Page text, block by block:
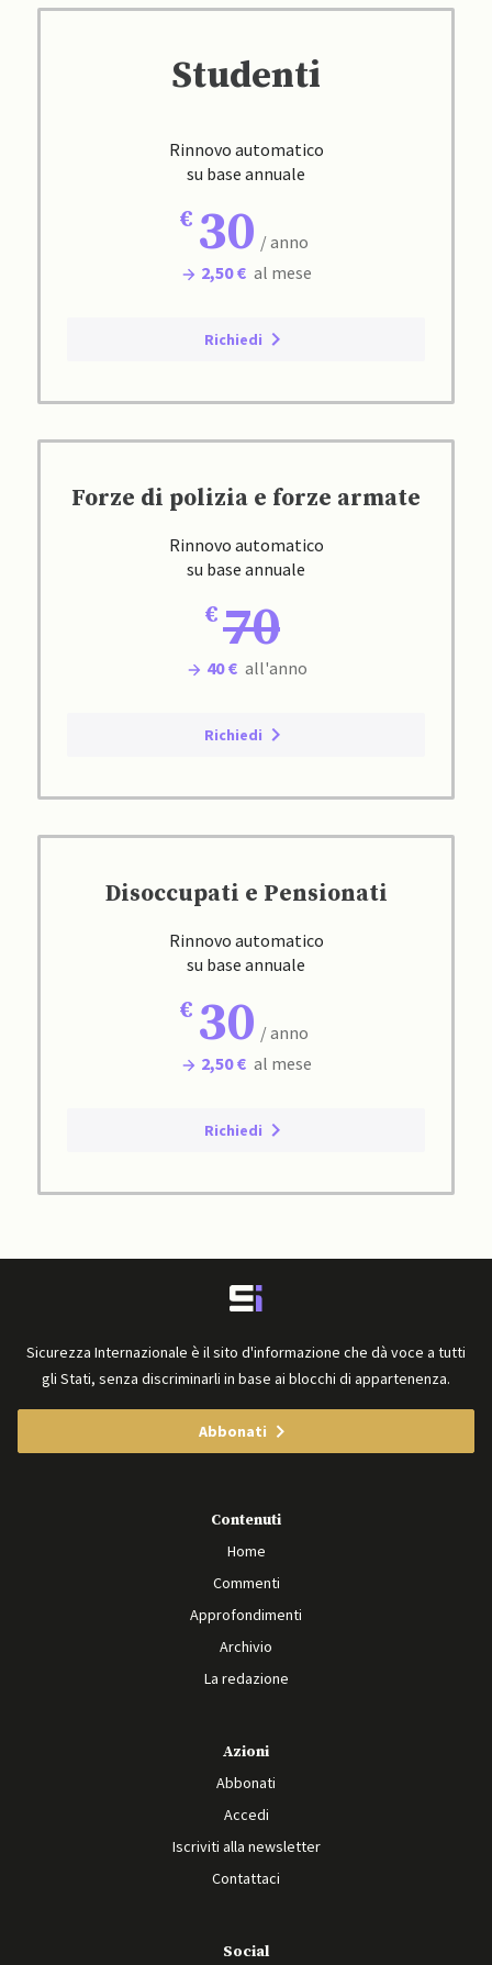
Studenti
Rinnovo automatico
su base annuale
30 / anno
2,50 € al mese
Richiedi
Forze di polizia e forze armate
Rinnovo automatico
su base annuale
70
40 € all'anno
Richiedi
Disoccupati e Pensionati
Rinnovo automatico
su base annuale
30 / anno
2,50 € al mese
Richiedi
Sicurezza Internazionale è il sito d'informazione che dà voce a tutti
gli Stati, senza discriminarli in base ai blocchi di appartenenza.
Abbonati
Contenuti
Home
Commenti
Approfondimenti
Archivio
La redazione
Azioni
Abbonati
Accedi
Iscriviti alla newsletter
Contattaci
Social